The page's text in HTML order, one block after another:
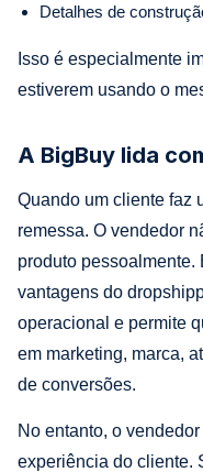
Detalhes de
Isso é especialmente
estiverem usando o
A BigBuy lida
Quando um cliente faz
remessa. O vendedor
produto
vantagens do
operacional e permite
em marketing, marca,
de conversões.
No entanto, o
experiência do cliente.